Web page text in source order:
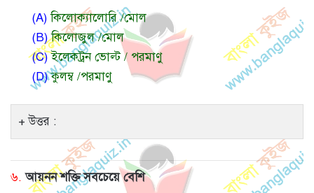
(A)কিলোক্যালোরি /মোল
(B)কিলোজুল /মোল
(C)ইলেকট্রন ভোল্ট / পরমাণু
(D)কুলম্ব /পরমাণু
উত্তর :
৬. আয়নন শক্তি সবচেয়ে বেশি